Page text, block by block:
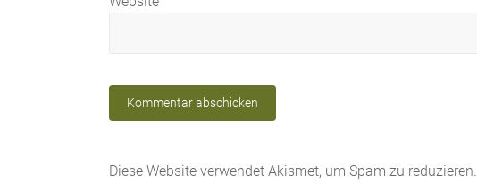
Diese Website verwendet Akismet, um Spam zu reduzieren.